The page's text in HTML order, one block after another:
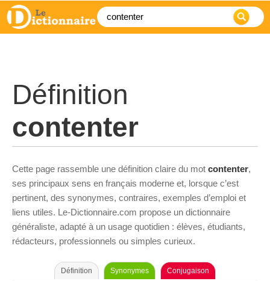
Définition
contenter
Cette page rassemble une définition claire du mot contenter,
ses principaux sens en français moderne et, lorsque c’est
pertinent, des synonymes, contraires, exemples d’emploi et
liens utiles. Le-Dictionnaire.com propose un dictionnaire
généraliste, adapté à un usage quotidien : élèves, étudiants,
rédacteurs, professionnels ou simples curieux.
Définition Synonymes Conjugaison